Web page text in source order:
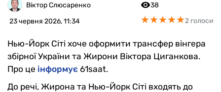
БУКМЕКЕРИ
Віктор Слюсаренко
23 червня 2026, 11:34
38
★★★★★
★★★★★2 голоси
Нью-Йорк Сіті хоче оформити трансфер вінгера
збірної України та Жирони Віктора Циганкова.
Про це інформує 61saat.
До речі, Жирона та Нью-Йорк Сіті входять до